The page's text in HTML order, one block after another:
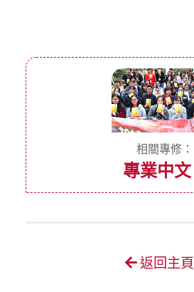
相關專修：
專業中文
返回主頁